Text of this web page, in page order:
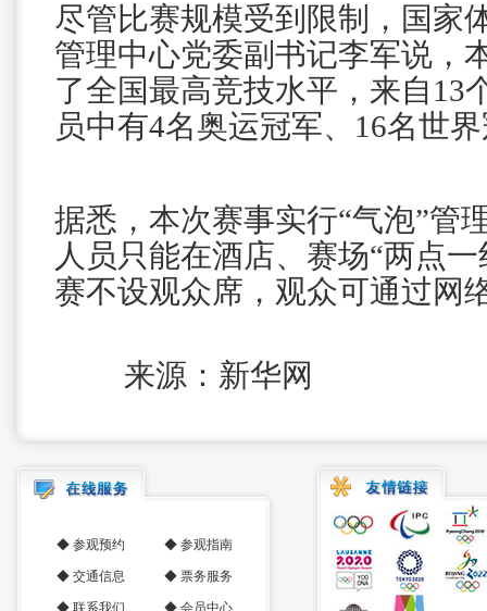
尽管比赛规模受到限制，国家
管理中心党委副书记李军说，
了全国最高竞技水平，来自13
员中有4名奥运冠军、16名世
据悉，本次赛事实行“气泡”管
人员只能在酒店、赛场“两点
赛不设观众席，观众可通过网
来源：新华网
◆ 参观预约 ◆ 参观指南
◆ 交通信息 ◆ 票务服务
◆ 联系我们 ◆ 会员中心